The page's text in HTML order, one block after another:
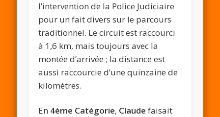
l’intervention de la Police Judiciaire
pour un fait divers sur le parcours
traditionnel. Le circuit est raccourci
à 1,6 km, mais toujours avec la
montée d’arrivée ; la distance est
aussi raccourcie d’une quinzaine de
kilomètres.
En 4ème Catégorie, Claude faisait